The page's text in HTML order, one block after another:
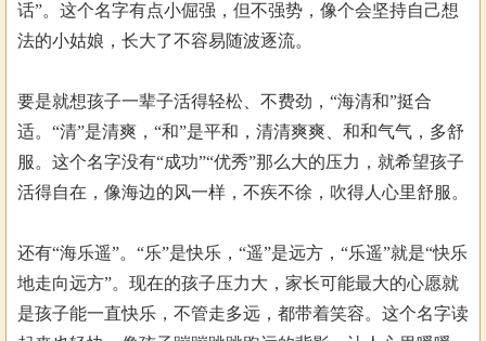
话”。这个名字有点小倔强，但不强势，像个会坚持自己想
法的小姑娘，长大了不容易随波逐流。
要是就想孩子一辈子活得轻松、不费劲，“海清和”挺合
适。“清”是清爽，“和”是平和，清清爽爽、和和气气，多舒
服。这个名字没有“成功”“优秀”那么大的压力，就希望孩子
活得自在，像海边的风一样，不疾不徐，吹得人心里舒服。
还有“海乐遥”。“乐”是快乐，“遥”是远方，“乐遥”就是“快乐
地走向远方”。现在的孩子压力大，家长可能最大的心愿就
是孩子能一直快乐，不管走多远，都带着笑容。这个名字读